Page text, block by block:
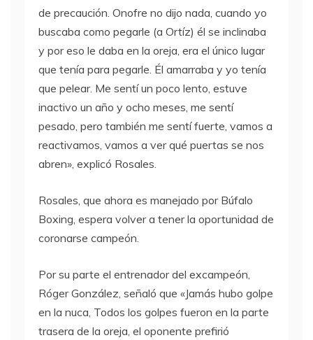
de precaución. Onofre no dijo nada, cuando yo
buscaba como pegarle (a Ortíz) él se inclinaba
y por eso le daba en la oreja, era el único lugar
que tenía para pegarle. Él amarraba y yo tenía
que pelear. Me sentí un poco lento, estuve
inactivo un año y ocho meses, me sentí
pesado, pero también me sentí fuerte, vamos a
reactivamos, vamos a ver qué puertas se nos
abren», explicó Rosales.
Rosales, que ahora es manejado por Búfalo
Boxing, espera volver a tener la oportunidad de
coronarse campeón.
Por su parte el entrenador del excampeón,
Róger González, señaló que «Jamás hubo golpe
en la nuca, Todos los golpes fueron en la parte
trasera de la oreja, el oponente prefirió